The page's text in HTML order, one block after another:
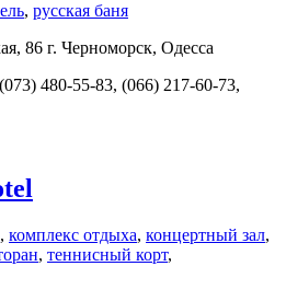
, русская баня
86 г. Черноморск, Одесса
480-55-83, (066) 217-60-73,
, комплекс отдыха, концертный зал,
, теннисный корт,